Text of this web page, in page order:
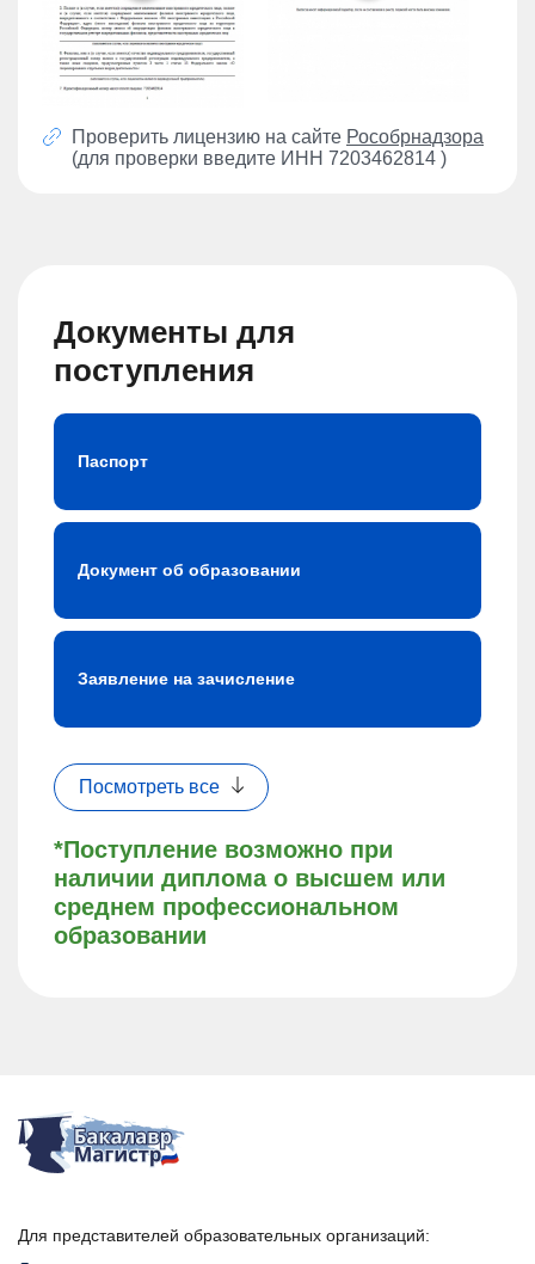
Проверить лицензию на сайте Рособрнадзора
(для проверки введите ИНН 7203462814 )
Документы для
поступления
*Поступление возможно при
наличии диплома о высшем или
среднем профессиональном
образовании
Паспорт
Документ об образовании
Заявление на зачисление
Посмотреть все
Для представителей образовательных организаций: